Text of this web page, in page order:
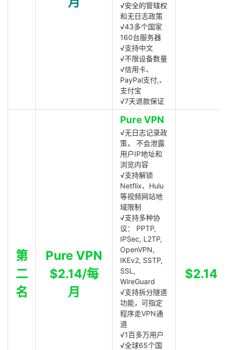
√安全的管辖权
和无日志政策
√43多个国家
160台服务器
√支持中文
√不限设备数量
√信用卡、
PayPal支付,、
支付宝
√7天退款保证
第
二
名
Pure VPN
$2.14/每
月
Pure VPN
√无日志记录政
策， 不会泄露
用户IP地址和
浏览内容
√支持解锁
Netflix、Hulu
等视频网站地
域限制
√支持多种协
议： PPTP,
IPSec, L2TP,
OpenVPN,
IKEv2, SSTP,
SSL,
WireGuard
√支持拆分隧道
功能，可指定
程序走VPN通
道
√1百多万用户
√全球65个国
$2.14